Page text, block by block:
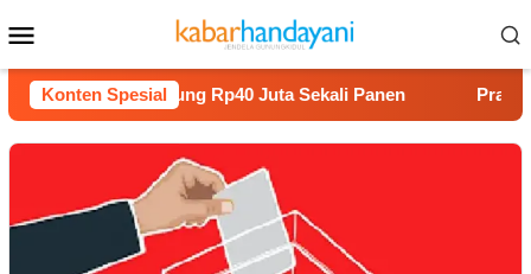
ke
kontenMobile
Konten Spesial
Melon Untung Rp40 Juta Sekali Panen